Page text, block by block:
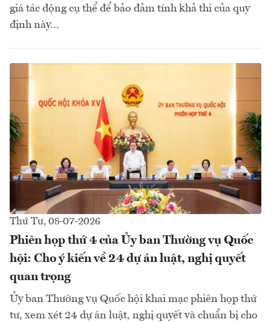
giá tác động cụ thể để bảo đảm tính khả thi của quy
định này...
Thứ Tư, 08-07-2026
Phiên họp thứ 4 của Ủy ban Thường vụ Quốc
hội: Cho ý kiến về 24 dự án luật, nghị quyết
quan trọng
Ủy ban Thường vụ Quốc hội khai mạc phiên họp thứ
tư, xem xét 24 dự án luật, nghị quyết và chuẩn bị cho